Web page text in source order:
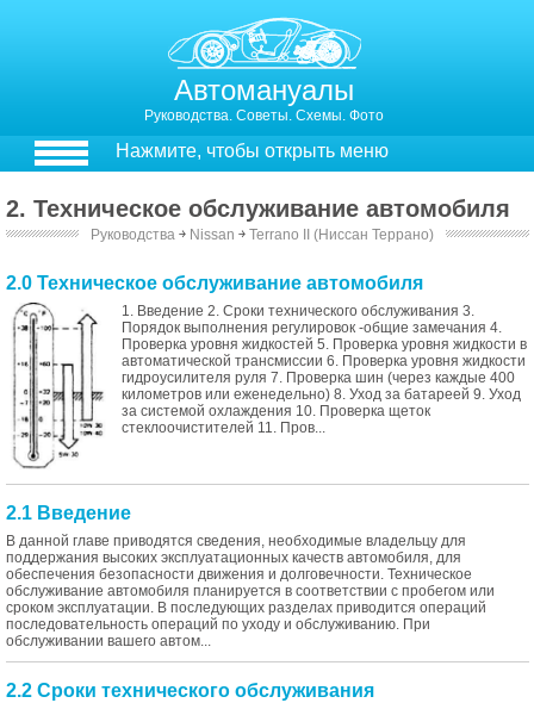
Автомануалы
Руководства. Советы. Схемы. Фото
Нажмите, чтобы открыть меню
2. Техническое обслуживание автомобиля
Руководства ￫ Nissan ￫ Terrano II (Ниссан Террано)
2.0 Техническое обслуживание автомобиля
1. Введение 2. Сроки технического обслуживания 3.
Порядок выполнения регулировок -общие замечания 4.
Проверка уровня жидкостей 5. Проверка уровня жидкости в
автоматической трансмиссии 6. Проверка уровня жидкости
гидроусилителя руля 7. Проверка шин (через каждые 400
километров или еженедельно) 8. Уход за батареей 9. Уход
за системой охлаждения 10. Проверка щеток
стеклоочистителей 11. Пров...
2.1 Введение
В данной главе приводятся сведения, необходимые владельцу для
поддержания высоких эксплуатационных качеств автомобиля, для
обеспечения безопасности движения и долговечности. Техническое
обслуживание автомобиля планируется в соответствии с пробегом или
сроком эксплуатации. В последующих разделах приводится операций
последовательность операций по уходу и обслуживанию. При
обслуживании вашего автом...
2.2 Сроки технического обслуживания